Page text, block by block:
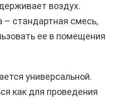
воздух.
– стандартная смесь,
ее в помещения
универсальной.
как для проведения